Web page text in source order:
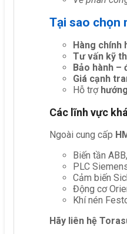
Tại sao chọn
Hàng chính
Tư vấn kỹ
Bảo hành –
Giá cạnh
Hỗ trợ
Các lĩnh vực
Ngoài cung cấp
Biến tần
PLC
Cảm biến
Động cơ
Khí nén
Hãy liên hệ